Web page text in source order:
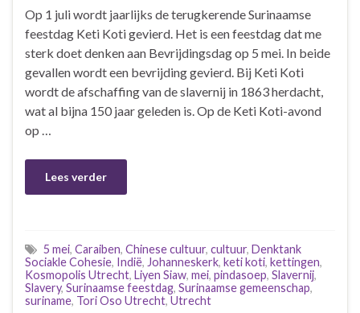
Op 1 juli wordt jaarlijks de terugkerende Surinaamse
feestdag Keti Koti gevierd. Het is een feestdag dat me
sterk doet denken aan Bevrijdingsdag op 5 mei. In beide
gevallen wordt een bevrijding gevierd. Bij Keti Koti
wordt de afschaffing van de slavernij in 1863 herdacht,
wat al bijna 150 jaar geleden is. Op de Keti Koti-avond
op …
Lees verder
5 mei, Caraiben, Chinese cultuur, cultuur, Denktank
Sociakle Cohesie, Indië, Johanneskerk, keti koti, kettingen,
Kosmopolis Utrecht, Liyen Siaw, mei, pindasoep, Slavernij,
Slavery, Surinaamse feestdag, Surinaamse gemeenschap,
suriname, Tori Oso Utrecht, Utrecht